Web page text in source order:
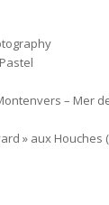
– Mer
» aux Houches